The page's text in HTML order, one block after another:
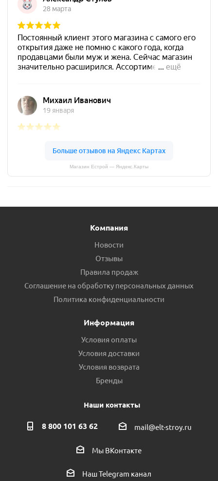
Магазин Естрой — Яндекс.Карты
Компания
Новости
Отзывы
Правила продаж
Соглашение на обработку персональных данных
Политика конфиденциальности
Информация
Условия оплаты
Условия доставки
Условия возврата
Бренды
Наши контакты
8 800 101 63 62 mail@elt-stroy.ru
Мы ВКонтакте
Наш Telegram канал